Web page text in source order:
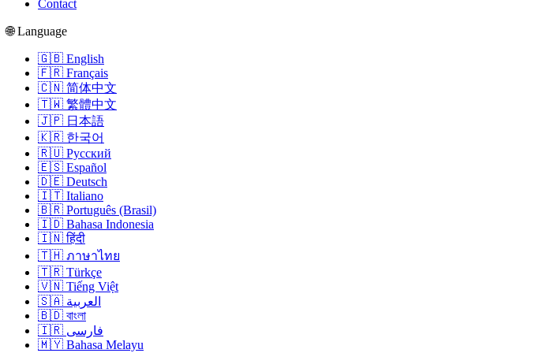
Contact
🌐 Language
🇬🇧 English
🇫🇷 Français
🇨🇳 简体中文
🇹🇼 繁體中文
🇯🇵 日本語
🇰🇷 한국어
🇷🇺 Русский
🇪🇸 Español
🇩🇪 Deutsch
🇮🇹 Italiano
🇧🇷 Português (Brasil)
🇮🇩 Bahasa Indonesia
🇮🇳 हिंदी
🇹🇭 ภาษาไทย
🇹🇷 Türkçe
🇻🇳 Tiếng Việt
🇸🇦 العربية
🇧🇩 বাংলা
🇮🇷 فارسی
🇲🇾 Bahasa Melayu